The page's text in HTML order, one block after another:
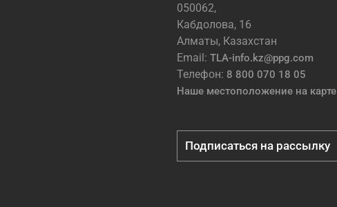
050062,
Кабдолова, 16
Алматы, Казахстан
Email: TLA-info.kz@ppg.com
Телефон: 8 800 070 18 05
Наше местоположение на карте
Подписаться на рассылку